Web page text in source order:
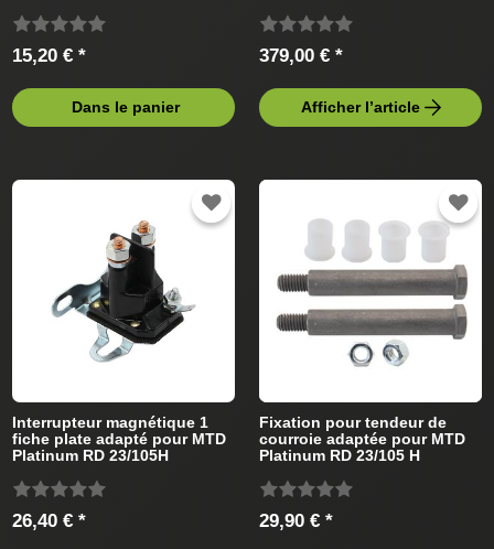
15,20 € *
Dans le panier
Tracteur de pelouse
379,00 € *
Afficher l’article
Interrupteur magnétique 1
fiche plate adapté pour MTD
Platinum RD 23/105H
de pelouse
26,40 € *
Fixation pour tendeur de
courroie adaptée pour MTD
Platinum RD 23/105 H
de pelouse
29,90 € *